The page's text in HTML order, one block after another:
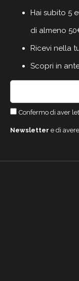
Hai subito 5
di almeno
Ricevi nella
Scopri in
Confermo di aver
Newsletter e di